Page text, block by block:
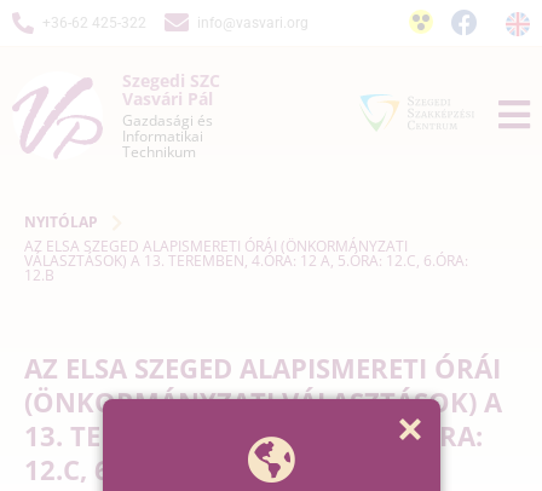
+36-62 425-322 info@vasvari.org
Szegedi SZC
Vasvári Pál
Gazdasági és
Informatikai
Technikum
NYITÓLAP
AZ ELSA SZEGED ALAPISMERETI ÓRÁI (ÖNKORMÁNYZATI
VÁLASZTÁSOK) A 13. TEREMBEN, 4.ÓRA: 12 A, 5.ÓRA: 12.C, 6.ÓRA:
12.B
AZ ELSA SZEGED ALAPISMERETI ÓRÁI
(ÖNKORMÁNYZATI VÁLASZTÁSOK) A
13. TEREMBEN, 4.ÓRA: 12 A, 5.ÓRA:
12.C, 6.ÓRA: 12.B